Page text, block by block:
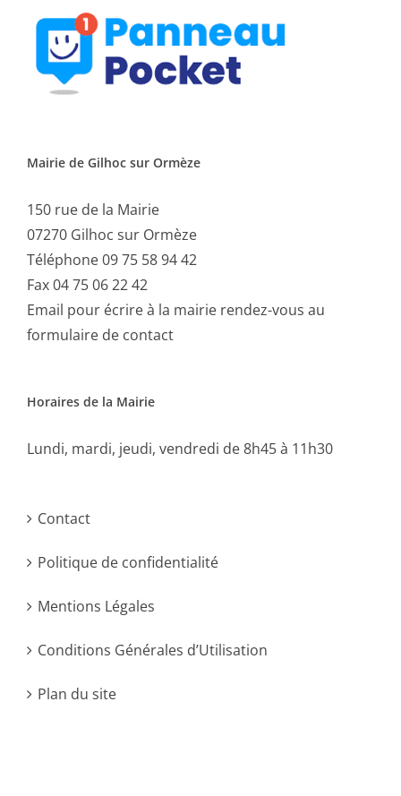
Mairie de Gilhoc sur Ormèze
150 rue de la Mairie
07270 Gilhoc sur Ormèze
Téléphone 09 75 58 94 42
Fax 04 75 06 22 42
Email pour écrire à la mairie rendez-vous au
formulaire de contact
Horaires de la Mairie
Lundi, mardi, jeudi, vendredi de 8h45 à 11h30
Contact
Politique de confidentialité
Mentions Légales
Conditions Générales d’Utilisation
Plan du site